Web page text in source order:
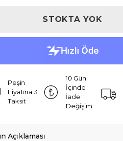
STOKTA YOK
Peşin
Fiyatına 3
Taksit
10 Gün
İçinde
İade
Değişim
Açıklaması